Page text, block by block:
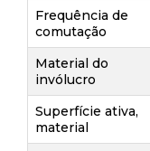
Frequência de
comutação
Material do
invólucro
Superfície ativa,
material